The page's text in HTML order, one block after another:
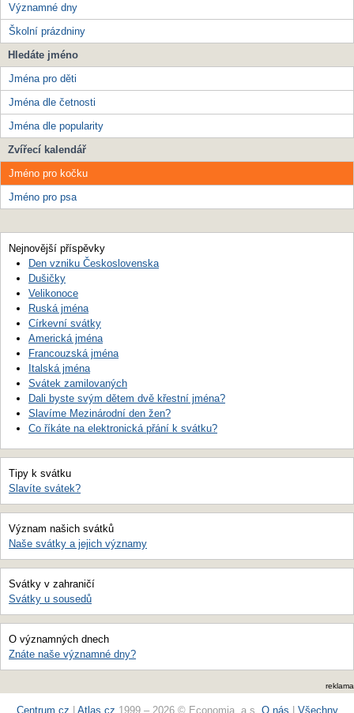
Významné dny
Školní prázdniny
Hledáte jméno
Jména pro děti
Jména dle četnosti
Jména dle popularity
Zvířecí kalendář
Jméno pro kočku
Jméno pro psa
Nejnovější příspěvky
Den vzniku Československa
Dušičky
Velikonoce
Ruská jména
Církevní svátky
Americká jména
Francouzská jména
Italská jména
Svátek zamilovaných
Dali byste svým dětem dvě křestní jména?
Slavíme Mezinárodní den žen?
Co říkáte na elektronická přání k svátku?
Tipy k svátku
Slavíte svátek?
Význam našich svátků
Naše svátky a jejich významy
Svátky v zahraničí
Svátky u sousedů
O významných dnech
Znáte naše významné dny?
reklama
Centrum.cz Atlas.cz 1999 – 2026 © Economia, a.s. O nás Všechny